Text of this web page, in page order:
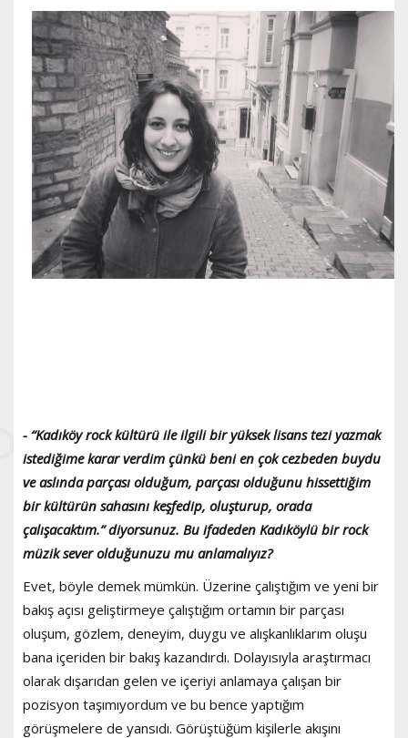
- “Kadıköy rock kültürü ile ilgili bir yüksek lisans tezi yazmak
istediğime karar verdim çünkü beni en çok cezbeden buydu
ve aslında parçası olduğum, parçası olduğunu hissettiğim
bir kültürün sahasını keşfedip, oluşturup, orada
çalışacaktım.” diyorsunuz. Bu ifadeden Kadıköylü bir rock
müzik sever olduğunuzu mu anlamalıyız?
Evet, böyle demek mümkün. Üzerine çalıştığım ve yeni bir
bakış açısı geliştirmeye çalıştığım ortamın bir parçası
oluşum, gözlem, deneyim, duygu ve alışkanlıklarım oluşu
bana içeriden bir bakış kazandırdı. Dolayısıyla araştırmacı
olarak dışarıdan gelen ve içeriyi anlamaya çalışan bir
pozisyon taşımıyordum ve bu bence yaptığım
görüşmelere de yansıdı. Görüştüğüm kişilerle akışını